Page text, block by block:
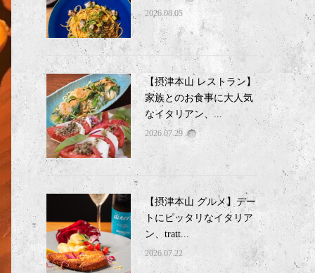
2026.08.05
【摂津本山 レストラン】
家族とのお食事に大人気
なイタリアン、...
2026.07.29
【摂津本山 グルメ】デー
トにピッタリなイタリア
ン、tratt...
2026.07.22